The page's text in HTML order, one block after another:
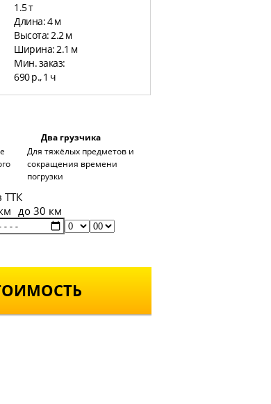
1.5 т
Длина: 4 м
Высота: 2.2 м
Ширина: 2.1 м
Мин. заказ:
690 р., 1 ч
Два грузчика
Для тяжёлых предметов и
сокращения времени
погрузки
ТТК
до 30 км